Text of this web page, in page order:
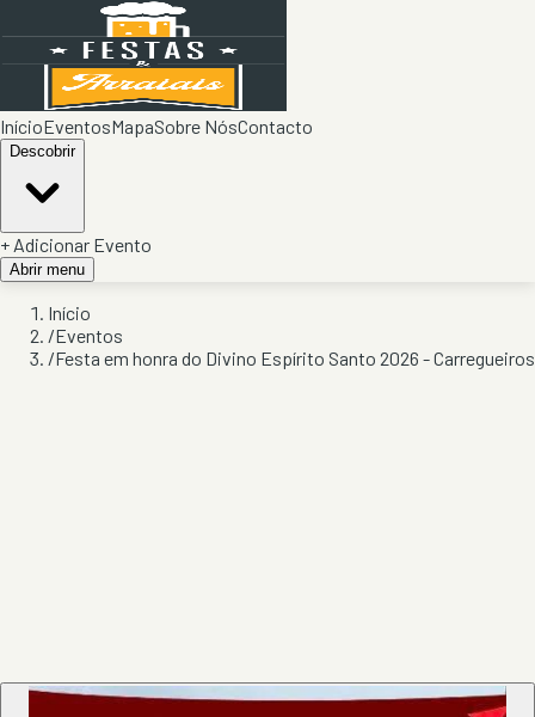
InícioEventosMapaSobre NósContacto
Descobrir
+ Adicionar Evento
Abrir menu
Início
/Eventos
/Festa em honra do Divino Espírito Santo 2026 - Carregueiros